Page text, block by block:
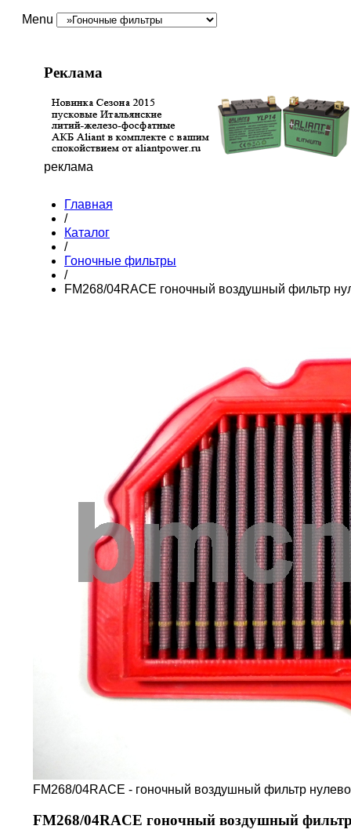
Menu
Реклама
реклама
Главная
/
Каталог
/
Гоночные фильтры
/
FM268/04RACE гоночный воздушный фильтр
FM268/04RACE - гоночный воздушный фильтр
FM268/04RACE гоночный воздушный фильтр